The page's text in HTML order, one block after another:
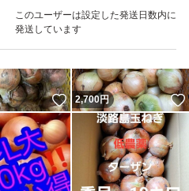
このユーザーは設定した発送日数内に
発送しています
いいね！
2,700円